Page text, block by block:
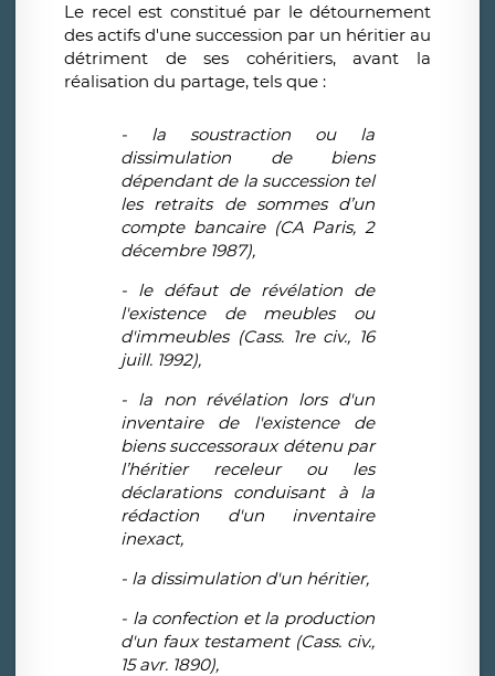
Le recel est constitué par le détournement
des actifs d'une succession par un héritier au
détriment de ses cohéritiers, avant la
réalisation du partage, tels que :
- la soustraction ou la
dissimulation de biens
dépendant de la succession tel
les retraits de sommes d’un
compte bancaire (CA Paris, 2
décembre 1987),
- le défaut de révélation de
l'existence de meubles ou
d'immeubles (Cass. 1re civ., 16
juill. 1992),
- la non révélation lors d'un
inventaire de l'existence de
biens successoraux détenu par
l’héritier receleur ou les
déclarations conduisant à la
rédaction d'un inventaire
inexact,
- la dissimulation d'un héritier,
- la confection et la production
d'un faux testament (Cass. civ.,
15 avr. 1890),